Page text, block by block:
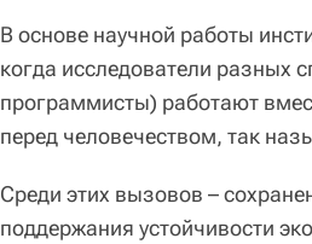
В основе научной работы
когда исследователи разных
программисты) работают
перед человечеством, так
Среди этих вызовов –
поддержания устойчивости